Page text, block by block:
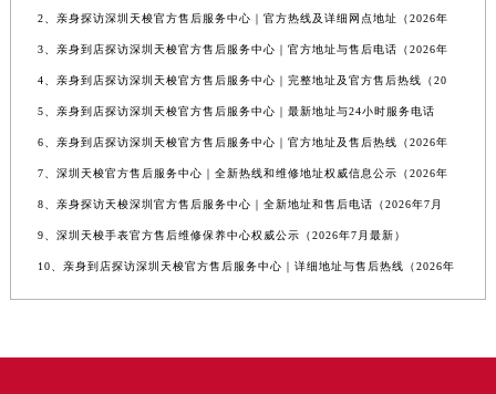
2、亲身探访深圳天梭官方售后服务中心｜官方热线及详细网点地址（2026年
3、亲身到店探访深圳天梭官方售后服务中心｜官方地址与售后电话（2026年
4、亲身到店探访深圳天梭官方售后服务中心｜完整地址及官方售后热线（20
5、亲身到店探访深圳天梭官方售后服务中心｜最新地址与24小时服务电话
6、亲身到店探访深圳天梭官方售后服务中心｜官方地址及售后热线（2026年
7、深圳天梭官方售后服务中心｜全新热线和维修地址权威信息公示（2026年
8、亲身探访天梭深圳官方售后服务中心｜全新地址和售后电话（2026年7月
9、深圳天梭手表官方售后维修保养中心权威公示（2026年7月最新）
10、亲身到店探访深圳天梭官方售后服务中心｜详细地址与售后热线（2026年